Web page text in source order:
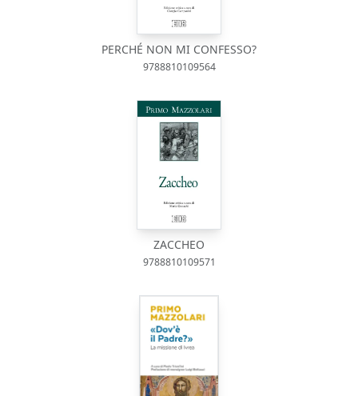
PERCHÉ NON MI CONFESSO?
9788810109564
ZACCHEO
9788810109571